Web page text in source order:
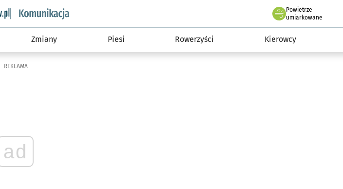
wroclaw.pl podserwis: Komunikacja
Powietrze
we Wrocławiu
umiarkowane
Zmiany Piesi Rowerzyści Kierowcy
REKLAMA
ad